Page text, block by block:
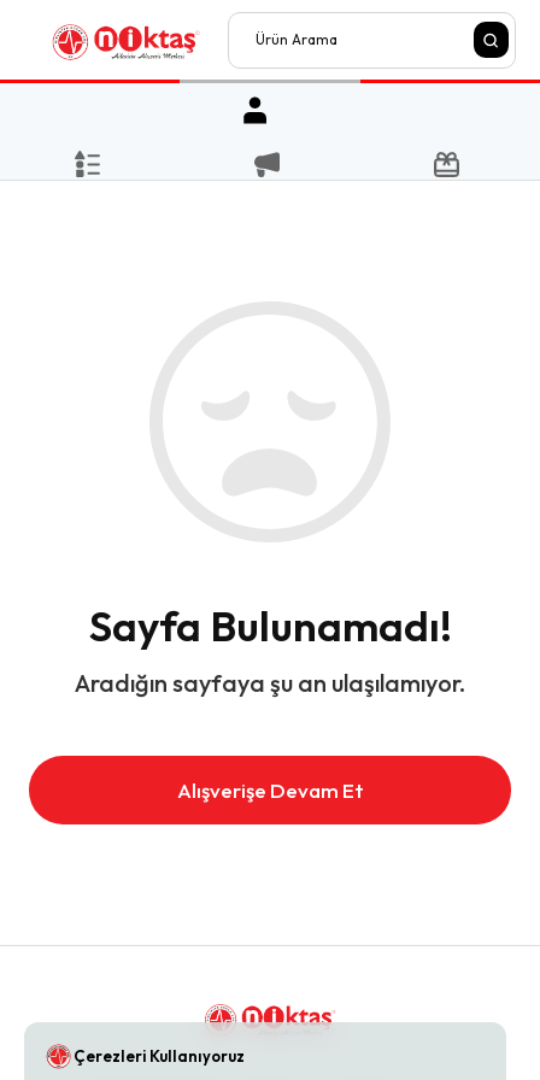
Sayfa Bulunamadı!
Aradığın sayfaya şu an ulaşılamıyor.
Alışverişe Devam Et
Çerezleri Kullanıyoruz